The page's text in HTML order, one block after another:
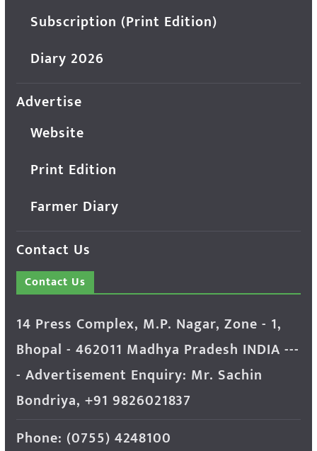
Subscription (Print Edition)
Diary 2026
Advertise
Website
Print Edition
Farmer Diary
Contact Us
Contact Us
14 Press Complex, M.P. Nagar, Zone - 1,
Bhopal - 462011 Madhya Pradesh INDIA ---
- Advertisement Enquiry: Mr. Sachin
Bondriya, +91 9826021837
Phone: (0755) 4248100